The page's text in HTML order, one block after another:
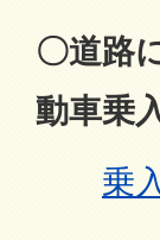
〇道路
動車乗
乗